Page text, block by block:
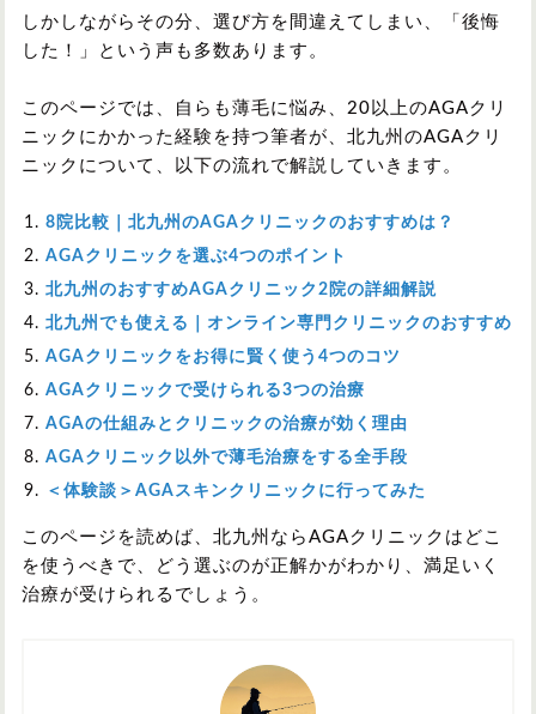
しかしながらその分、選び方を間違えてしまい、「後悔
した！」という声も多数あります。
このページでは、自らも薄毛に悩み、20以上のAGAクリ
ニックにかかった経験を持つ筆者が、北九州のAGAクリ
ニックについて、以下の流れで解説していきます。
8院比較｜北九州のAGAクリニックのおすすめは？
AGAクリニックを選ぶ4つのポイント
北九州のおすすめAGAクリニック2院の詳細解説
北九州でも使える｜オンライン専門クリニックのおすすめ
AGAクリニックをお得に賢く使う4つのコツ
AGAクリニックで受けられる3つの治療
AGAの仕組みとクリニックの治療が効く理由
AGAクリニック以外で薄毛治療をする全手段
＜体験談＞AGAスキンクリニックに行ってみた
このページを読めば、北九州ならAGAクリニックはどこ
を使うべきで、どう選ぶのが正解かがわかり、満足いく
治療が受けられるでしょう。